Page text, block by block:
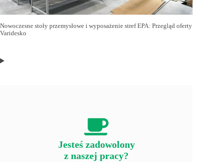
Nowoczesne stoły przemysłowe i wyposażenie stref EPA: Przegląd oferty
Varidesko
Jesteś zadowolony
z naszej pracy?